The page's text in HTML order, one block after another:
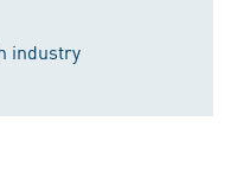
industry